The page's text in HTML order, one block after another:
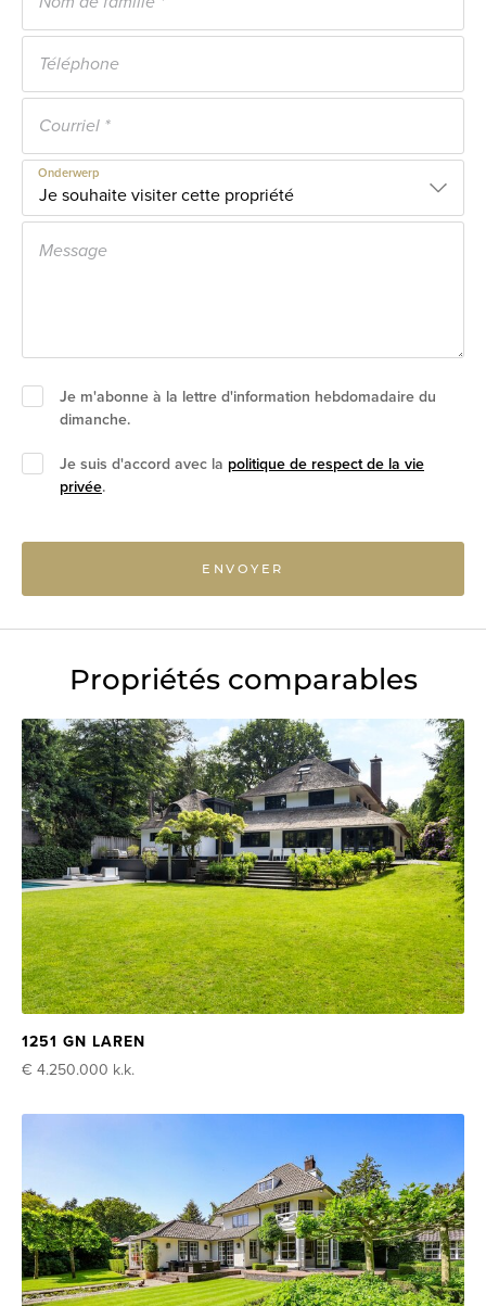
Onderwerp
Je m'abonne à la lettre d'information hebdomadaire du
dimanche.
Je suis d'accord avec la politique de respect de la vie
privée.
ENVOYER
Propriétés comparables
1251 GN LAREN
€ 4.250.000 k.k.